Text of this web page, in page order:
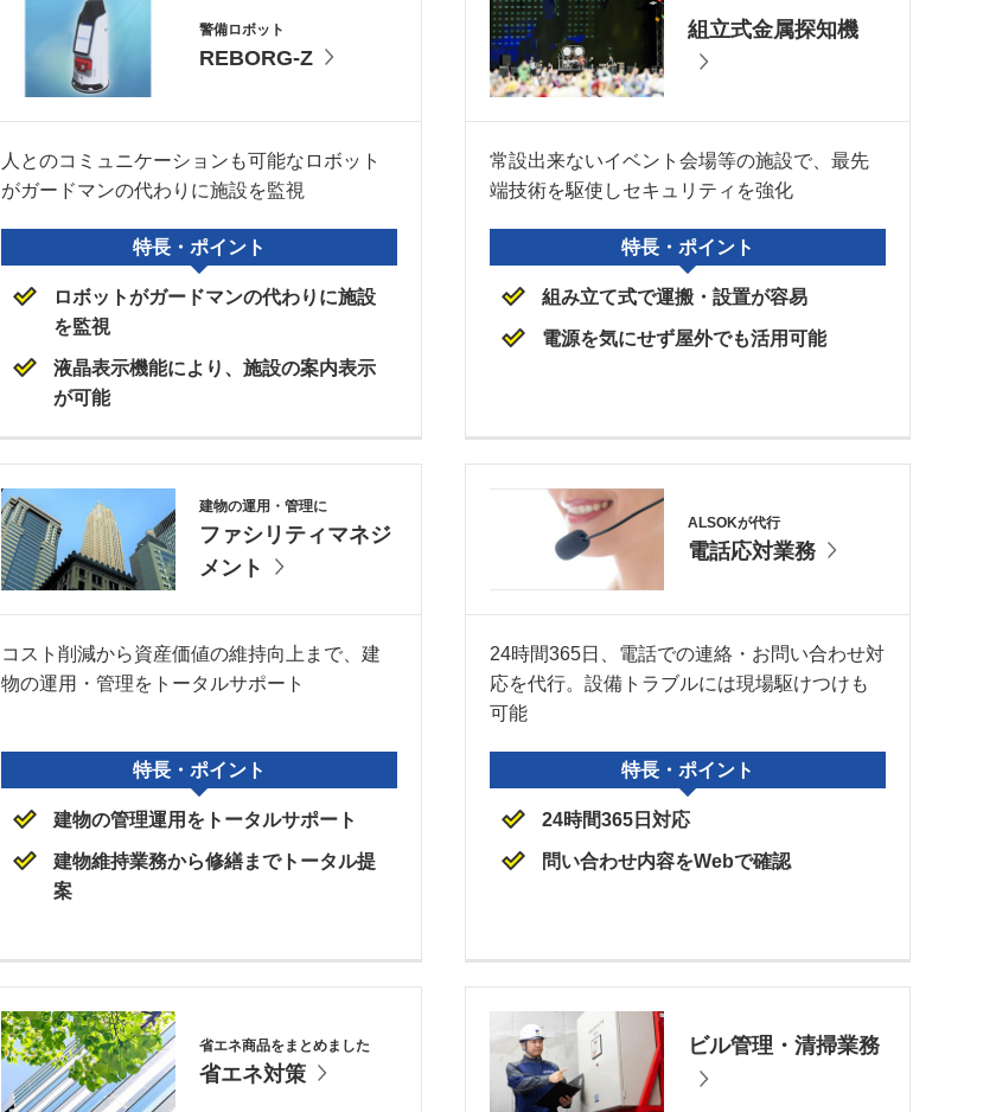
警備ロボット
REBORG-Z
人とのコミュニケーションも可能なロボット
がガードマンの代わりに施設を監視
特長・ポイント
ロボットがガードマンの代わりに施設
を監視
液晶表示機能により、施設の案内表示
が可能
組立式金属探知機
常設出来ないイベント会場等の施設で、最先
端技術を駆使しセキュリティを強化
特長・ポイント
組み立て式で運搬・設置が容易
電源を気にせず屋外でも活用可能
建物の運用・管理に
ファシリティマネジ
メント
コスト削減から資産価値の維持向上まで、建
物の運用・管理をトータルサポート
特長・ポイント
建物の管理運用をトータルサポート
建物維持業務から修繕までトータル提
案
ALSOKが代行
電話応対業務
24時間365日、電話での連絡・お問い合わせ対
応を代行。設備トラブルには現場駆けつけも
可能
特長・ポイント
24時間365日対応
問い合わせ内容をWebで確認
省エネ商品をまとめました
省エネ対策
ビル管理・清掃業務